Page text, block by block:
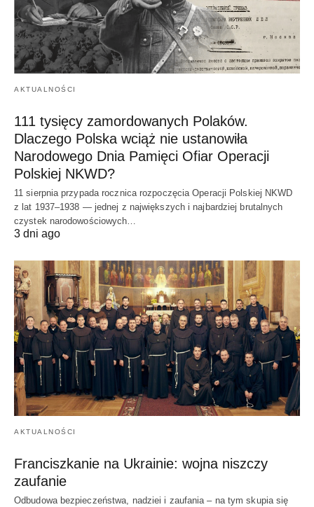
AKTUALNOŚCI
111 tysięcy zamordowanych Polaków.
Dlaczego Polska wciąż nie ustanowiła
Narodowego Dnia Pamięci Ofiar Operacji
Polskiej NKWD?
11 sierpnia przypada rocznica rozpoczęcia Operacji Polskiej NKWD
z lat 1937–1938 — jednej z największych i najbardziej brutalnych
czystek narodowościowych…
3 dni ago
AKTUALNOŚCI
Franciszkanie na Ukrainie: wojna niszczy
zaufanie
Odbudowa bezpieczeństwa, nadziei i zaufania – na tym skupia się